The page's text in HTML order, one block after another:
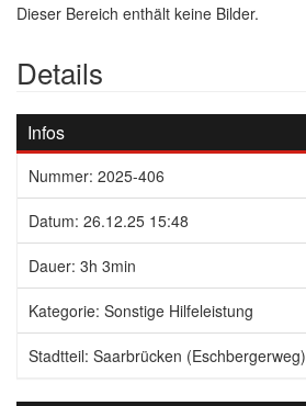
Dieser Bereich enthält keine Bilder.
Details
Infos
Nummer: 2025-406
Datum: 26.12.25 15:48
Dauer: 3h 3min
Kategorie: Sonstige Hilfeleistung
Stadtteil: Saarbrücken (Eschbergerweg)